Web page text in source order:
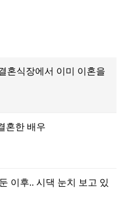
혼식장에서 이미 이혼을
혼한 배우
이후.. 시댁 눈치 보고 있